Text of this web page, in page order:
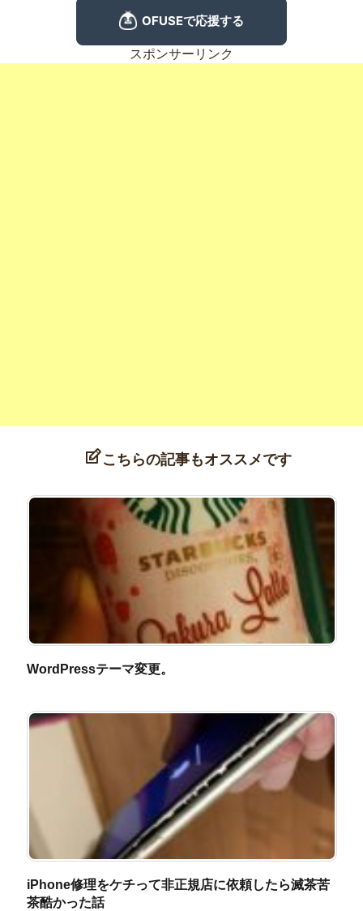
スポンサーリンク
こちらの記事もオススメです
WordPressテーマ変更。
iPhone修理をケチって非正規店に依頼したら滅茶苦
茶酷かった話